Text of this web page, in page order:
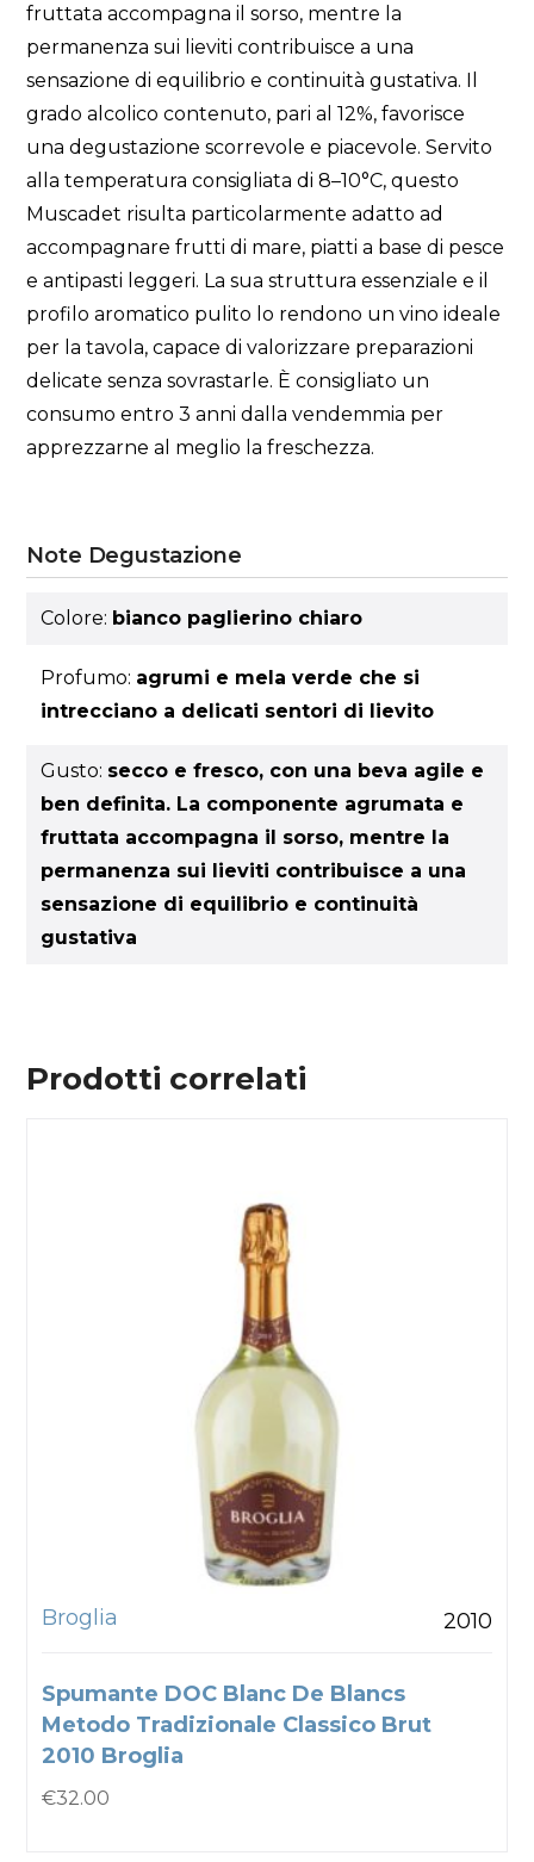
fruttata accompagna il sorso, mentre la
permanenza sui lieviti contribuisce a una
sensazione di equilibrio e continuità gustativa. Il
grado alcolico contenuto, pari al 12%, favorisce
una degustazione scorrevole e piacevole. Servito
alla temperatura consigliata di 8–10°C, questo
Muscadet risulta particolarmente adatto ad
accompagnare frutti di mare, piatti a base di pesce
e antipasti leggeri. La sua struttura essenziale e il
profilo aromatico pulito lo rendono un vino ideale
per la tavola, capace di valorizzare preparazioni
delicate senza sovrastarle. È consigliato un
consumo entro 3 anni dalla vendemmia per
apprezzarne al meglio la freschezza.
Note Degustazione
Colore: bianco paglierino chiaro
Profumo: agrumi e mela verde che si
intrecciano a delicati sentori di lievito
Gusto: secco e fresco, con una beva agile e
ben definita. La componente agrumata e
fruttata accompagna il sorso, mentre la
permanenza sui lieviti contribuisce a una
sensazione di equilibrio e continuità
gustativa
Prodotti correlati
Broglia 2010
Spumante DOC Blanc De Blancs
Metodo Tradizionale Classico Brut
2010 Broglia
€32.00